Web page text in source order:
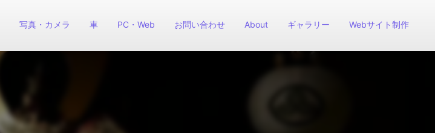
写真・カメラ 車 PC・Web お問い合わせ About ギャラリー Webサイト制作